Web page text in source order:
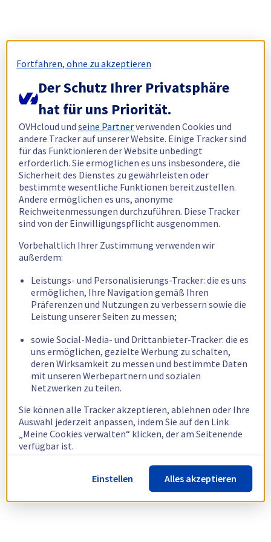
Fortfahren, ohne zu akzeptieren
Der Schutz Ihrer Privatsphäre
hat für uns Priorität.
OVHcloud undseine Partnerverwenden Cookies und
andere Tracker auf unserer Website. Einige Tracker sind
für das Funktionieren der Website unbedingt
erforderlich. Sie ermöglichen es uns insbesondere, die
Sicherheit des Dienstes zu gewährleisten oder
bestimmte wesentliche Funktionen bereitzustellen.
Andere ermöglichen es uns, anonyme
Reichweitenmessungen durchzuführen. Diese Tracker
sind von der Einwilligungspflicht ausgenommen.
Vorbehaltlich Ihrer Zustimmung verwenden wir
außerdem:
Leistungs- und Personalisierungs-Tracker: die es uns
ermöglichen, Ihre Navigation gemäß Ihren
Präferenzen und Nutzungen zu verbessern sowie die
Leistung unserer Seiten zu messen;
sowie Social-Media- und Drittanbieter-Tracker: die es
uns ermöglichen, gezielte Werbung zu schalten,
deren Wirksamkeit zu messen und bestimmte Daten
mit unseren Werbepartnern und sozialen
Netzwerken zu teilen.
Sie können alle Tracker akzeptieren, ablehnen oder Ihre
Auswahl jederzeit anpassen, indem Sie auf den Link
„Meine Cookies verwalten“ klicken, der am Seitenende
verfügbar ist.
Weitere Informationen finden Sie in unsererRichtlinie
zur Verwendung von Cookies.
Einstellen Alles akzeptieren